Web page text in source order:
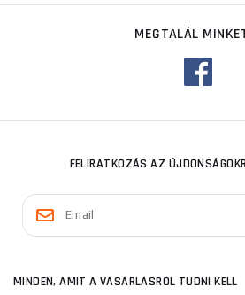
MEGTALÁL
FELIRATKOZÁS AZ
MINDEN, AMIT A VÁSÁRLÁSRÓL TUDNI KELL